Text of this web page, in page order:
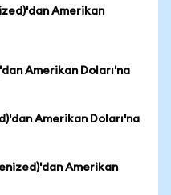
Amerikan
Amerikan Doları'na
Amerikan Doları'na
Amerikan